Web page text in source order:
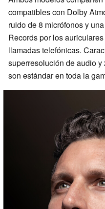
compatibles con Dolby
ruido de 8 micrófonos y
Records por los
llamadas telefónicas.
superresolución de audio
son estándar en toda la